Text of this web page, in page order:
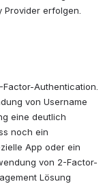
Provider erfolgen.
Authentication.
von Username
eine deutlich
noch ein
App oder ein
von 2-Factor-
Lösung